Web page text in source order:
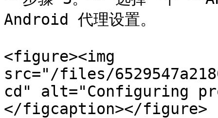
Android 代理设置。
<figure><img
src="/files/
cd" alt="Configuring
</figcaption></figure>